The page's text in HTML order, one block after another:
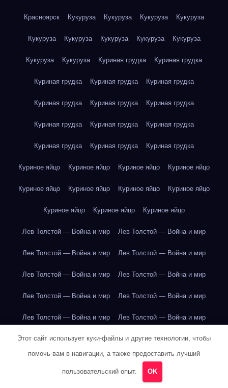
Красноярск Кукуруза Кукуруза Кукуруза Кукуруза
Кукуруза Кукуруза Кукуруза Кукуруза Кукуруза
Кукуруза Кукуруза Куриная грудка Куриная грудка
Куриная грудка Куриная грудка Куриная грудка
Куриная грудка Куриная грудка Куриная грудка
Куриная грудка Куриная грудка Куриная грудка
Куриная грудка Куриная грудка Куриная грудка
Куриное яйцо Куриное яйцо Куриное яйцо Куриное яйцо
Куриное яйцо Куриное яйцо Куриное яйцо Куриное яйцо
Куриное яйцо Куриное яйцо Куриное яйцо
Лев Толстой — Война и мир Лев Толстой — Война и мир
Лев Толстой — Война и мир Лев Толстой — Война и мир
Лев Толстой — Война и мир Лев Толстой — Война и мир
Лев Толстой — Война и мир Лев Толстой — Война и мир
Лев Толстой — Война и мир Лев Толстой — Война и мир
Лев Толстой — Война и мир Лев Толстой — Война и мир
Лев Толстой — Война и мир
Лев Толстой — Война и мир
Этот сайт использует куки-файлы и другие технологии, чтобы
помочь вам в навигации, а также предоставить лучший
пользовательский опыт. OK